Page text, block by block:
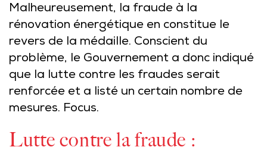
Malheureusement, la fraude à la
rénovation énergétique en constitue le
revers de la médaille. Conscient du
problème, le Gouvernement a donc indiqué
que la lutte contre les fraudes serait
renforcée et a listé un certain nombre de
mesures. Focus.
Lutte contre la fraude :